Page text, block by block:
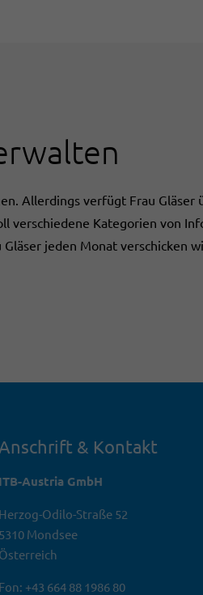
Allerdings verfügt Frau Gläser
verschiedene Kategorien von
jeden Monat verschicken
Anschrift & Kontakt
ITB-Austria GmbH
Herzog-Odilo-Straße 52
5310 Mondsee
Österreich
Fon: +43 664 88 1986 80